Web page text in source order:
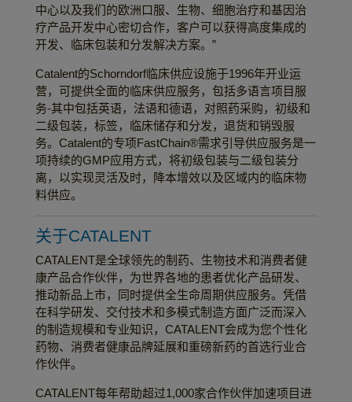
中心以及我们的欧洲口服、生物、细胞治疗和基因治
疗产品开发中心密切合作，客户可以获得高度集成的
开发、临床包装和分发解决方案。”
Catalent的Schorndorf临床供应设施于1996年开业运
营，可提供全面的临床供应服务，包括多语言项目服
务-其中包括英语，法语和德语，对照药采购，初级和
二级包装，标签，临床储存和分发，退货和销毁服
务。Catalent的专项FastChain®需求引导供应服务是一
项持续的GMP应用方式，将初级包装与二级包装分
离，以实现灵活及时，降本增效以及区域内的临床物
料供应。
关于CATALENT
CATALENT是全球领先的制药、生物技术和消费者健
康产品合作伙伴，为世界各地的患者优化产品研发、
推动新品上市，同时提供全生命周期供应服务。凭借
在科学研发、交付技术和多模式制造方面广泛而深入
的制造规模和专业知识，CATALENT会成为您个性化
药物、消费者健康品牌延展和重磅新药的首选行业合
作伙伴。
CATALENT每年帮助超过1,000家合作伙伴加速项目进